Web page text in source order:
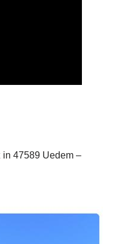
47589 Uedem –